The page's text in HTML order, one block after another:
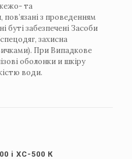
та
з проведенням
буті забезпечені Засоби
захисна
При Випадкове
оболонки и шкіру
води.
i ХС-500 К